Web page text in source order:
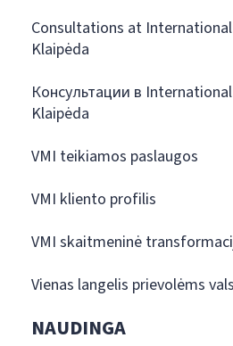
Consultations at
Klaipėda
Консультации в
Klaipėda
VMI teikiamos paslaugos
VMI kliento profilis
VMI skaitmeninė
Vienas langelis prievolėms
NAUDINGA